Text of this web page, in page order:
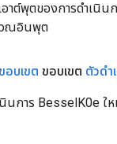
าต์พุตของการดำเนิน
วณอินพุต
อบเขต ขอบเขต ตัวดำ
นินการ BesselK0e ใ